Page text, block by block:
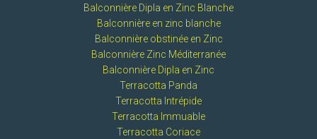
Balconnière Dipla en Zinc Blanche
Balconnière en zinc blanche
Balconnière obstinée en Zinc
Balconnière Zinc Méditerranée
Balconnière Dipla en Zinc
Terracotta Panda
Terracotta Intrépide
Terracotta Immuable
Terracotta Coriace